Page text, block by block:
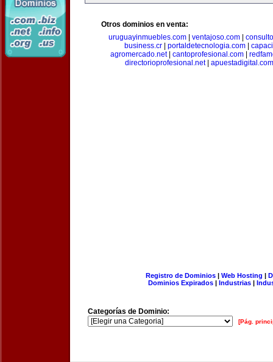
Otros dominios en venta:
uruguayinmuebles.com
ventajoso.com
business.cr
portaldetecnologia.com
agromercado.net| cantoprofesional.com
directorioprofesional.net| apuestadigital.com
Registro de Dominios| Web Hosting |
Dominios Expirados | Industrias |
Categorías de Dominio:
[Pág.